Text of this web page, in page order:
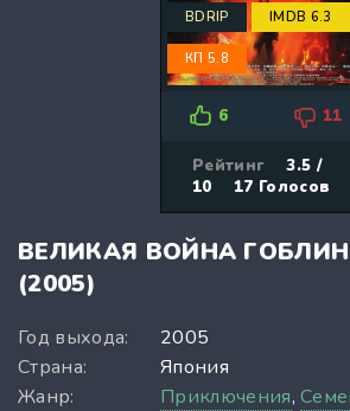
BDRIP IMDB 6.3
КП 5.8
6 11
Рейтинг
3.5 /
10
17 Голосов
ВЕЛИКАЯ ВОЙНА
(2005)
Год выхода:
2005
Страна:
Япония
Жанр:
Приключения,